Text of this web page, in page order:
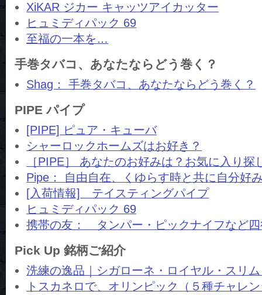
XiKAR ジカー キャッツアイカッター
ヒュミディパック 69
至福の一本を…
手巻タバコ、あなたならどう巻く？
Shag： 手巻タバコ、あなたならどう巻く？
PIPE パイプ
[PIPE] ピュア・キューバ
シャーロックホームズはお好き？
［PIPE］ あなたのお好みは？お気に入り探
Pipe： 自由自在、くゆらす時と共に自分好
[入荷情報] テイスティングパイプ
ヒュミディパック 69
携帯の友： タンパー・ピックナイフなど
Pick Up 銘柄ご紹介
洗練の逸品｜シガローネ・ロイヤル・スリ
トスカネロで、オリンピック（５種チャレ